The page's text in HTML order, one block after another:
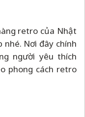
retro của Nhật
nhé. Nơi đây chính
người yêu thích
phong cách retro